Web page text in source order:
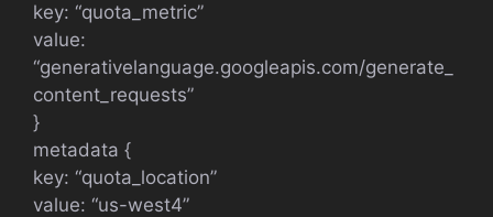
key: “quota_metric”
value:
“generativelanguage.googleapis.com/generate_
content_requests”
}
metadata {
key: “quota_location”
value: “us-west4”